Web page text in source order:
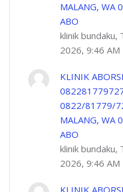
MALANG, WA
ABO
klinik
2026, 9:46 AM
KLINIK
0822/81779/
MALANG, WA
ABO
klinik
2026, 9:46 AM
KLINIK